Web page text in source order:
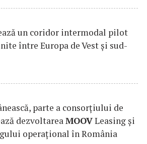
un coridor intermodal pilot
între Europa de Vest și sud-
parte a consorțiului de
dezvoltareaMOOVLeasing și
operațional în România